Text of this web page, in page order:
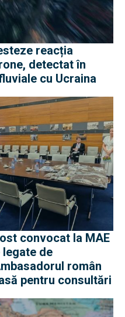
reacția
detectat în
cu Ucraina
convocat la MAE
de
român
pentru consultări